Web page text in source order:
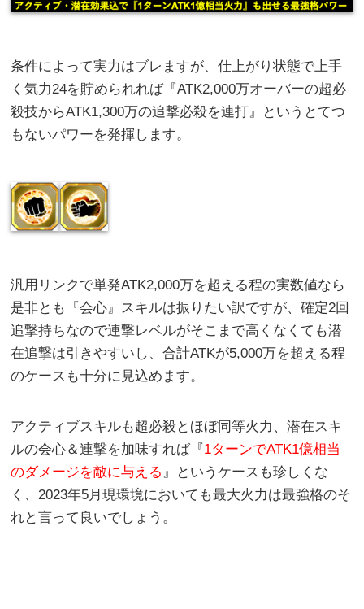
条件によって実力はブレますが、仕上がり状態で上手
く気力24を貯められれば『ATK2,000万オーバーの超必
殺技からATK1,300万の追撃必殺を連打』というとてつ
もないパワーを発揮します。
汎用リンクで単発ATK2,000万を超える程の実数値なら
是非とも『会心』スキルは振りたい訳ですが、確定2回
追撃持ちなので連撃レベルがそこまで高くなくても潜
在追撃は引きやすいし、合計ATKが5,000万を超える程
のケースも十分に見込めます。
アクティブスキルも超必殺とほぼ同等火力、潜在スキ
ルの会心＆連撃を加味すれば『1ターンでATK1億相当
のダメージを敵に与える 』というケースも珍しくな
く、2023年5月現環境においても最大火力は最強格のそ
れと言って良いでしょう。